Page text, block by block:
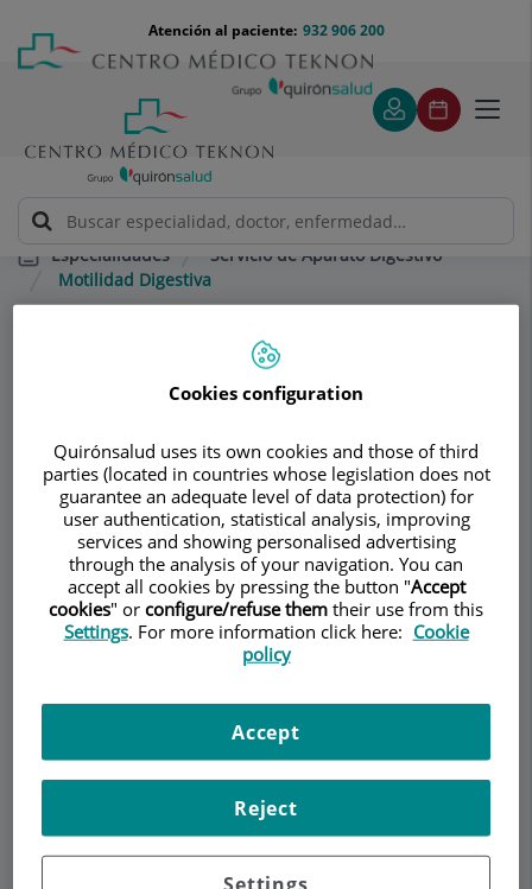
contenido
Menú
teléfono
cabecera
932 906 200
Atención al paciente:
Especialidades
Servicio de Aparato Digestivo
Motilidad Digestiva
Servicio de Aparato
Digestivo
GASTROENTEROLOGÍA ADULTOS
Horario
Pedir cita
Motilidad Digestiva
Cookies configuration
Quirónsalud uses its own cookies and those of third
parties (located in countries whose legislation does not
guarantee an adequate level of data protection) for
user authentication, statistical analysis, improving
services and showing personalised advertising
through the analysis of your navigation. You can
accept all cookies by pressing the button "Accept
cookies" or configure/refuse them their use from this
Settings. For more information click here: Cookie
policy
Reject
Accept